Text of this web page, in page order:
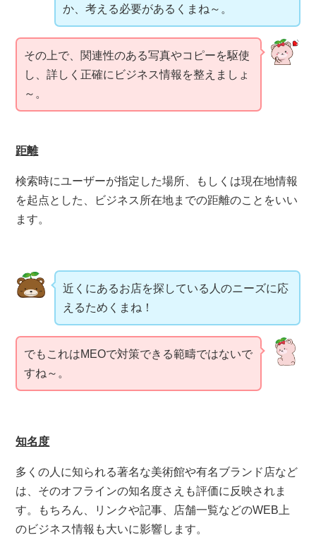
か、考える必要があるくまね～。
その上で、関連性のある写真やコピーを駆使
し、詳しく正確にビジネス情報を整えましょ
～。
距離
検索時にユーザーが指定した場所、もしくは現在地情報
を起点とした、ビジネス所在地までの距離のことをいい
ます。
近くにあるお店を探している人のニーズに応
えるためくまね！
でもこれはMEOで対策できる範疇ではないで
すね～。
知名度
多くの人に知られる著名な美術館や有名ブランド店など
は、そのオフラインの知名度さえも評価に反映されま
す。もちろん、リンクや記事、店舗一覧などのWEB上
のビジネス情報も大いに影響します。